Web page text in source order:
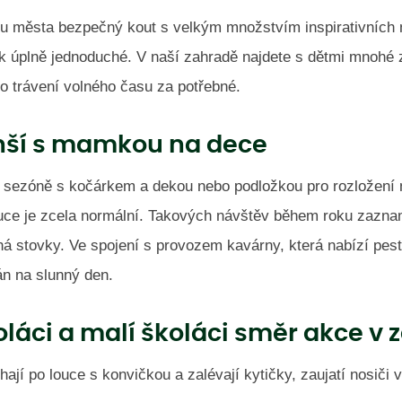
města bezpečný kout s velkým množstvím inspirativních
úplně jednoduché. V naší zahradě najdete s dětmi mnohé
trávení volného času za potřebné.
s mamkou na dece
s kočárkem a dekou nebo podložkou pro rozložení
je zcela normální. Takových návštěv během roku
stovky. Ve spojení s provozem kavárny, která nabízí
na slunný den.
a malí školáci směr akce v
po louce s konvičkou a zalévají kytičky, zaujatí nosiči